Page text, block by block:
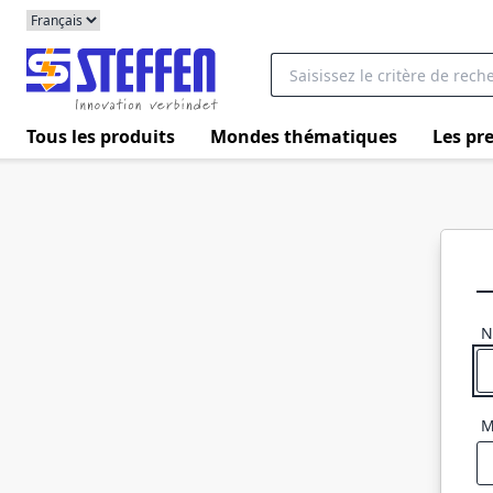
Tous les produits Mondes thématiques Les